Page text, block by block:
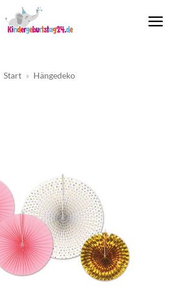
Start » Hängedeko